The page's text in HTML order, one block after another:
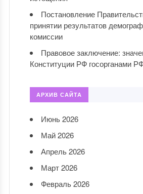
Постановление
принятии результатов
комиссии
Правовое заключение:
Конституции РФ госорганами
АРХИВ САЙТА
Июнь 2026
Май 2026
Апрель 2026
Март 2026
Февраль 2026